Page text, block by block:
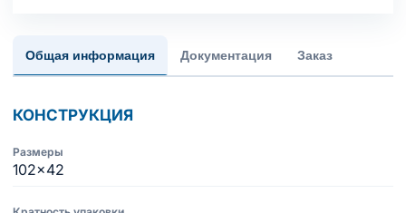
Общая информация Документация Заказ
КОНСТРУКЦИЯ
Размеры
102×42